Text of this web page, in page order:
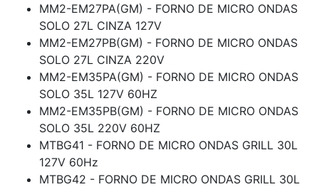
MM2-EM27PA(GM) - FORNO DE MICRO ONDAS
SOLO 27L CINZA 127V
MM2-EM27PB(GM) - FORNO DE MICRO ONDAS
SOLO 27L CINZA 220V
MM2-EM35PA(GM) - FORNO DE MICRO ONDAS
SOLO 35L 127V 60HZ
MM2-EM35PB(GM) - FORNO DE MICRO ONDAS
SOLO 35L 220V 60HZ
MTBG41 - FORNO DE MICRO ONDAS GRILL 30L
127V 60Hz
MTBG42 - FORNO DE MICRO ONDAS GRILL 30L